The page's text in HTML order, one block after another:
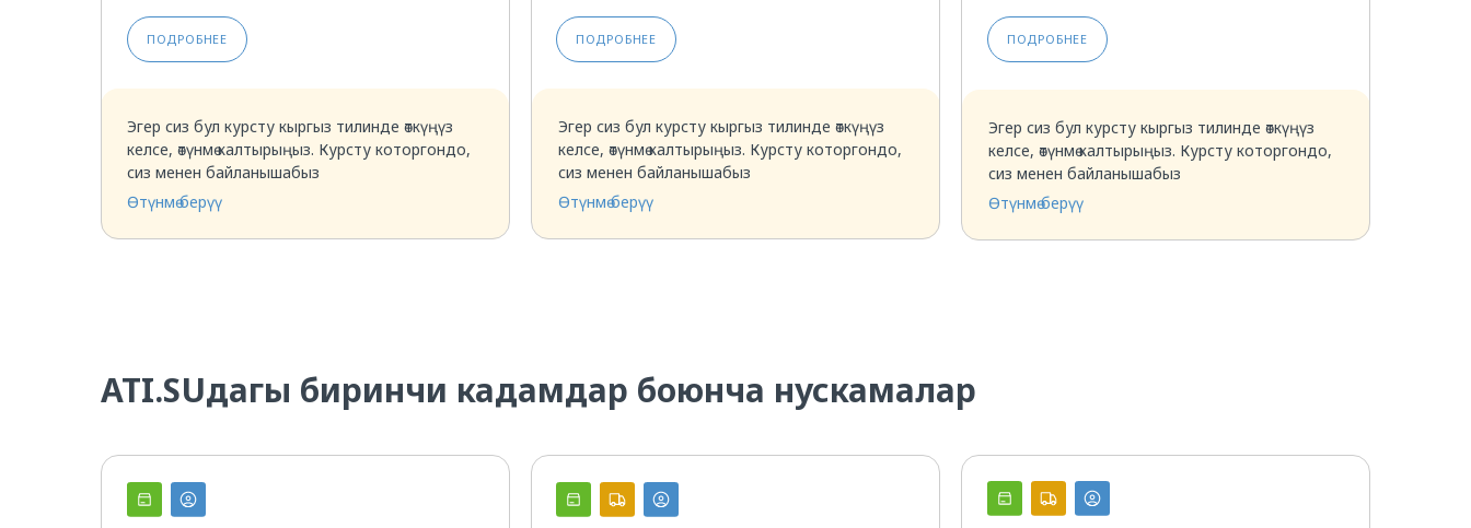
Эгер сиз бул курсту кыргыз тилинде өткүңүз
келсе, өтүнмө калтырыңыз. Курсту которгондо,
сиз менен байланышабыз
ПОДРОБНЕЕ
Эгер сиз бул курсту кыргыз тилинде өткүңүз
келсе, өтүнмө калтырыңыз. Курсту которгондо,
сиз менен байланышабыз
ПОДРОБНЕЕ
Эгер сиз бул курсту кыргыз тилинде өткүңүз
келсе, өтүнмө калтырыңыз. Курсту которгондо,
сиз менен байланышабыз
ПОДРОБНЕЕ
Өтүнмө берүү
Өтүнмө берүү
Өтүнмө берүү
ATI.SUдагы биринчи кадамдар боюнча нускамалар
Грузовладельцам Грузовладельцам Грузовладельцам